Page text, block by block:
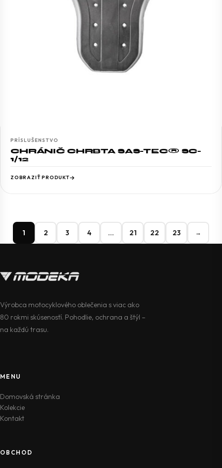
PRÍSLUŠENSTVO
CHRÁNIČ CHRBTA SAS-TEC® SC-
1/12
ZOBRAZIŤ PRODUKT
1 2 3 4 … 21 22 23 →
Výrobca motocyklového oblečenia s viac ako
80 rokmi skúseností. Pohodlie, ochrana a štýl –
na každú trasu.
MENU
Domovská stránka
Kolekcie
Kontakt
OBCHOD